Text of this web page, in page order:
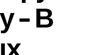
– В